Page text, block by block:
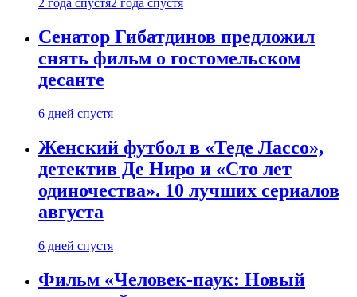
2 года спустя2 года спустя
Сенатор Гибатдинов предложил
снять фильм о гостомельском
десанте
6 дней спустя
Женский футбол в «Теде Лассо»,
детектив Де Ниро и «Сто лет
одиночества». 10 лучших сериалов
августа
6 дней спустя
Фильм «Человек-паук: Новый